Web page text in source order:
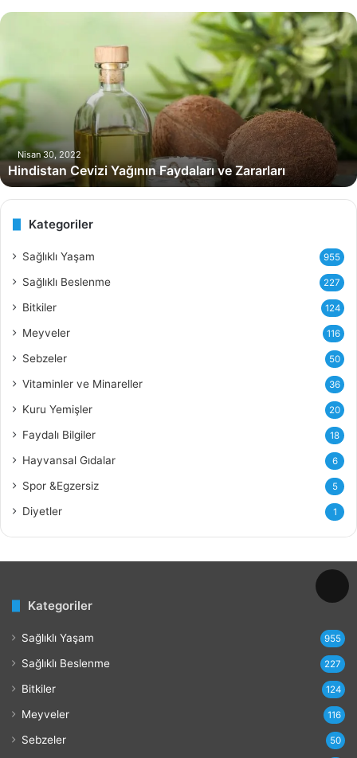
H
i
s
t
a
e
Nisan 30, 2022
Hindistan Cevizi Yağının Faydaları ve Zararları
Kategoriler
Sağlıklı Yaşam 955
Sağlıklı Beslenme 227
Bitkiler 124
Meyveler 116
Sebzeler 50
Vitaminler ve Minareller 36
Kuru Yemişler 20
Faydalı Bilgiler 18
Hayvansal Gıdalar 6
Spor &Egzersiz 5
Diyetler 1
Kategoriler
Sağlıklı Yaşam 955
Sağlıklı Beslenme 227
Bitkiler 124
Meyveler 116
Sebzeler 50